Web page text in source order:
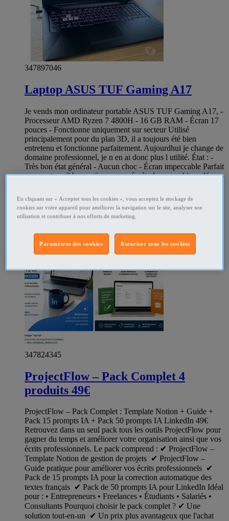
347897046
Laptop ASUS TUF Gaming A17
Je vends mon ordinateur portable ASUS TUF Gaming A17, -
Processeur AMD Ryzen 7 4800H - 16 GB RAM - Écran 17
pouces - Fonctionne uniquement sur secteur Utilisé
principalement pour du plan 3D, il a toujours été bien
entretenu et fonctionne parfaitement. Aujourdhui je change de
domaine professionnel, je n en ai donc plus l utilité. État : -
Très bon état général - Aucun choc - Écran impeccable Parfait
pour : - travail bureautique avancé - études - graphisme léger -
Informatique Lyon - Lyon
Prix€420
347824345
ProjectFlow – Pack Complet 4
produits 49€
ProjectFlow – Pack Complet : Template Notion + Guide +
Pack 15 prompts IA + Pack 50 prompts IA LinkedIn 49€
Retrouvez dans un seul pack tous les outils ProjectFlow pour
gagner du temps et améliorer votre organisation ainsi que vos
écrits professionnels. Le pack comprend : ✔ ProjectFlow –
Template Notion de gestion de projets ✔ ProjectFlow –
Guide pratique pour améliorer vos écrits professionnels ✔
Pack de 15 prompts IA pour la correction automatique des
textes français ✔ Pack de 50 prompts IA pour LinkedIn Idéal
pour : • Entrepreneurs • Freelances • Étudiants • Salariés •
Consultants Pourquoi choisir le pack complet ? ✔ Une
solution tout-en-un ✔ Un prix plus avantageux que l'achat
En cliquant sur « Accepter tous les cookies », vous acceptez le stockage de
cookies sur votre appareil pour améliorer la navigation sur le site, analyser son
utilisation et contribuer à nos efforts de marketing.
Autoriser tous les cookies
Paramètres des cookies